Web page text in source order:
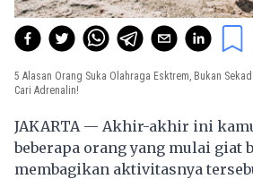
5 Alasan Orang Suka Olahraga Esktrem, Bukan
Cari Adrenalin!
JAKARTA — Akhir-akhir ini
beberapa orang yang mulai giat
membagikan aktivitasnya